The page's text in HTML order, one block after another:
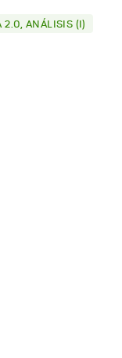
2.0, ANÁLISIS (I)